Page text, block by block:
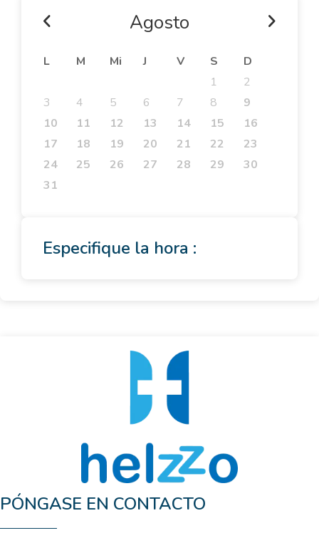
Agosto
L M Mi J V S
D
1
2
3
4 5 6 7 8
9
10
11 12 13 14 15
16
17
18 19 20 21 22
23
24
25 26 27 28 29
30
31
Especifique la hora :
PÓNGASE EN CONTACTO